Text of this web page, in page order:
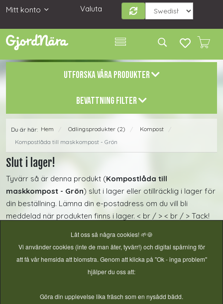
Mitt konto Valuta
UTFORSKA VÅRA PRODUKTER
BEVATTNING FILTER
Du är här: Hem / Odlingsprodukter (2) / Kompost
/
Kompostlåda till maskkompost - Grön
Slut i lager!
Tyvärr så är denna produkt (Kompostlåda till
maskkompost - Grön) slut i lager eller otillräcklig i lager för
din beställning. Lämna din e-postadress om du vill bli
meddelad när produkten finns i lager. < br / > < br / > Tack!
E-post
Låt oss så några cookies! 🌱🍪
Vi använder cookies (inte de man äter, tyvärr!) och digital spårning för
att få vår hemsida att blomstra. Genom att klicka på "Ok - inga problem"
hjälper du oss att:
Göra din upplevelse lika fräsch som en nysådd bädd.